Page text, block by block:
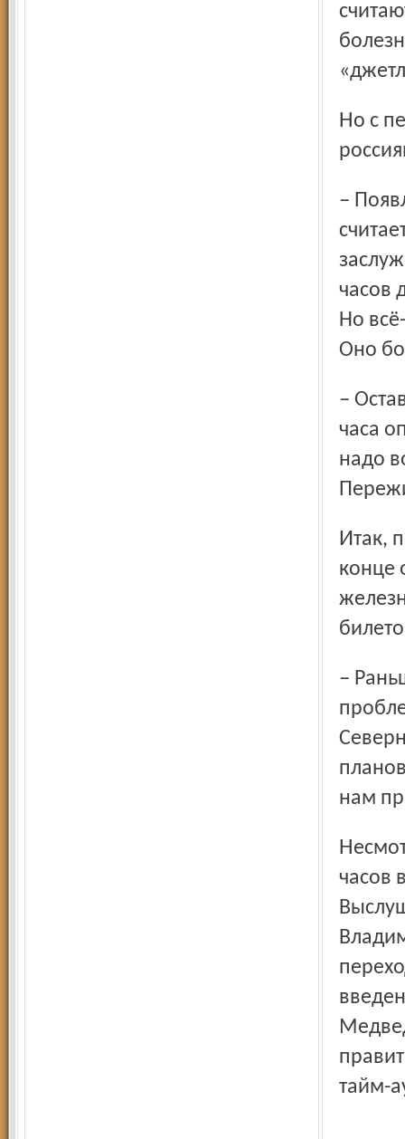
Но с переходом на постоянное летнее время «джетлаг»
– Появление стабильности во времени – это хорошо, –
часов
Но
Оно
– Оставленное летнее время нефизиологично. Оно на два
часа
надо
Итак, переход на более правильное время мы ждали в
конце
– Раньше, когда страна ежегодно переводила часы,
нам
Несмотря на это, железнодорожники готовы к переводу
часов
тайм-